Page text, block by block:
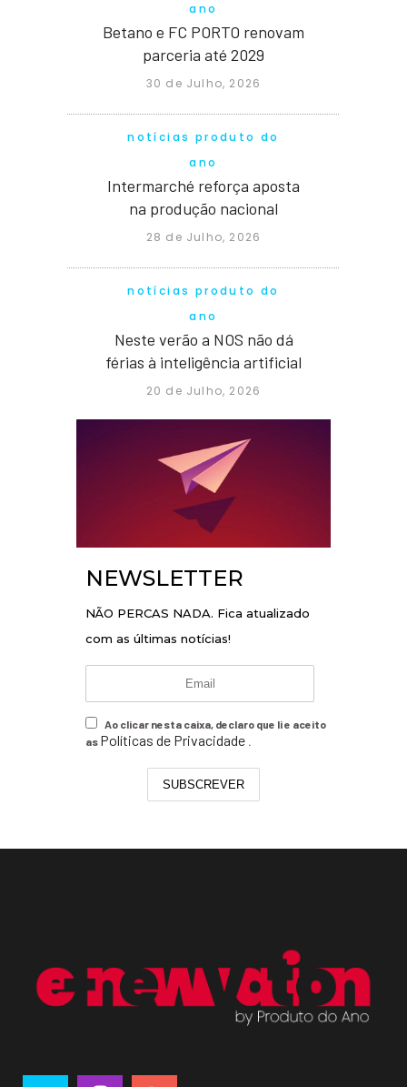
ano
Betano e FC PORTO renovam
parceria até 2029
30 de Julho, 2026
notícias produto do
ano
Intermarché reforça aposta
na produção nacional
28 de Julho, 2026
notícias produto do
ano
Neste verão a NOS não dá
férias à inteligência artificial
20 de Julho, 2026
NEWSLETTER
NÃO PERCAS NADA. Fica atualizado
com as últimas notícias!
Ao clicar nesta caixa, declaro que li e aceito
as Políticas de Privacidade
SUBSCREVER